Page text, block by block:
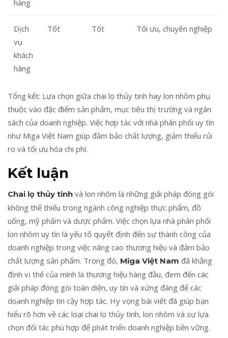
hàng
Dịch
vụ
khách
hàng
Tốt Tốt Tối ưu, chuyên nghiệp
Tổng kết: Lựa chọn giữa chai lọ thủy tinh hay lon nhôm phụ
thuộc vào đặc điểm sản phẩm, mục tiêu thị trường và ngân
sách của doanh nghiệp. Việc hợp tác với nhà phân phối uy tín
như Miga Việt Nam giúp đảm bảo chất lượng, giảm thiểu rủi
ro và tối ưu hóa chi phí.
Kết luận
Chai lọ thủy tinh và lon nhôm là những giải pháp đóng gói
không thể thiếu trong ngành công nghiệp thực phẩm, đồ
uống, mỹ phẩm và dược phẩm. Việc chọn lựa nhà phân phối
lon nhôm uy tín là yếu tố quyết định đến sự thành công của
doanh nghiệp trong việc nâng cao thương hiệu và đảm bảo
chất lượng sản phẩm. Trong đó, Miga Việt Nam đã khẳng
định vị thế của mình là thương hiệu hàng đầu, đem đến các
giải pháp đóng gói toàn diện, uy tín và xứng đáng để các
doanh nghiệp tin cậy hợp tác. Hy vọng bài viết đã giúp bạn
hiểu rõ hơn về các loại chai lọ thủy tinh, lon nhôm và sự lựa
chọn đối tác phù hợp để phát triển doanh nghiệp bền vững.